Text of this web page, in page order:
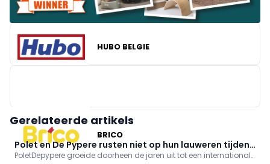
HUBO BELGIE
BRICO
Gerelateerde artikels
Polet en De Pypere rusten niet op hun lauweren tijdens
Green 2026
PoletDepypere groeide doorheen de jaren uit tot een internationale